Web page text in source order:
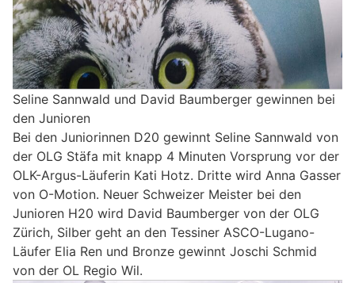
Seline Sannwald und David Baumberger gewinnen bei
den Junioren
Bei den Juniorinnen D20 gewinnt Seline Sannwald von
der OLG Stäfa mit knapp 4 Minuten Vorsprung vor der
OLK-Argus-Läuferin Kati Hotz. Dritte wird Anna Gasser
von O-Motion. Neuer Schweizer Meister bei den
Junioren H20 wird David Baumberger von der OLG
Zürich, Silber geht an den Tessiner ASCO-Lugano-
Läufer Elia Ren und Bronze gewinnt Joschi Schmid
von der OL Regio Wil.